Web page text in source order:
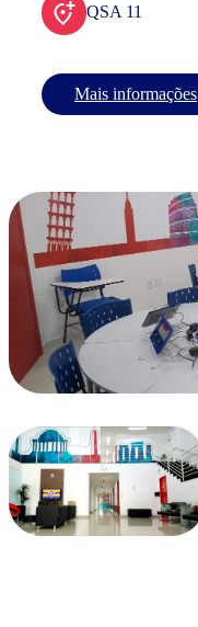
QSA 11
Mais informações